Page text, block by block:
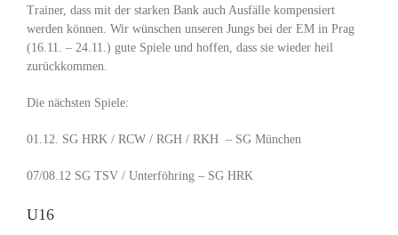
Trainer, dass mit der starken Bank auch Ausfälle kompensiert
werden können. Wir wünschen unseren Jungs bei der EM in Prag
(16.11. – 24.11.) gute Spiele und hoffen, dass sie wieder heil
zurückkommen.
Die nächsten Spiele:
01.12. SG HRK / RCW / RGH / RKH – SG München
07/08.12 SG TSV / Unterföhring – SG HRK
U16